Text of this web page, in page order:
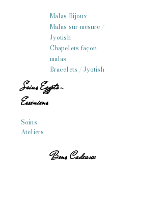
Malas Bijoux
Malas sur-mesure /
Jyotish
Chapelets façon
malas
Bracelets / Jyotish
Soins Egypto-
Esséniens
Soins
Ateliers
Bons Cadeaux